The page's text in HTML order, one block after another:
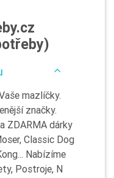
mazlíčky.
značky.
ZDARMA dárky
Classic Dog
Nabízíme
Postroje, N